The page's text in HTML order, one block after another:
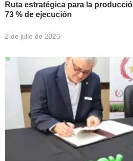
Ruta estratégica para la
73 % de ejecución
2 de julio de 2026